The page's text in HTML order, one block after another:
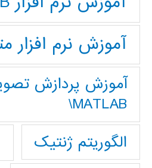
آموزش نرم افزار
آموزش پردازش
MATLAB\
الگوریتم ژنتیک